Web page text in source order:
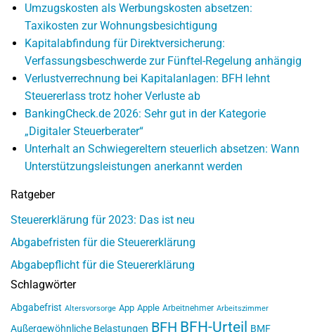
Umzugskosten als Werbungskosten absetzen:
Taxikosten zur Wohnungsbesichtigung
Kapitalabfindung für Direktversicherung:
Verfassungsbeschwerde zur Fünftel-Regelung anhängig
Verlustverrechnung bei Kapitalanlagen: BFH lehnt
Steuererlass trotz hoher Verluste ab
BankingCheck.de 2026: Sehr gut in der Kategorie
„Digitaler Steuerberater“
Unterhalt an Schwiegereltern steuerlich absetzen: Wann
Unterstützungsleistungen anerkannt werden
Ratgeber
Steuererklärung für 2023: Das ist neu
Abgabefristen für die Steuererklärung
Abgabepflicht für die Steuererklärung
Schlagwörter
Abgabefrist Altersvorsorge App Apple Arbeitnehmer Arbeitszimmer
Außergewöhnliche Belastungen BFH BFH-Urteil BMF